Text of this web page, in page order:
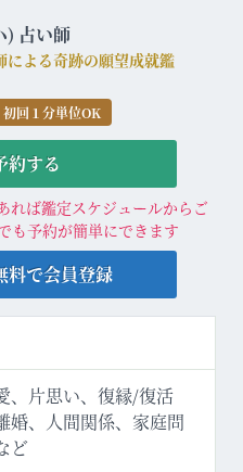
) 占い師
による奇跡の願望成就鑑
初回１分単位OK
約する
れば鑑定スケジュールからご
も予約が簡単にできます
料で会員登録
、片思い、復縁/復活
婚、人間関係、家庭問
ど